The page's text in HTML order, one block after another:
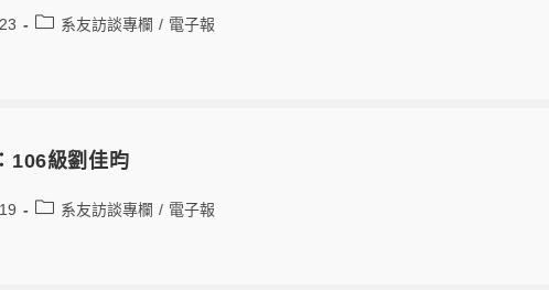
系友訪談專欄 / 電子報
106級劉佳昀
系友訪談專欄 / 電子報